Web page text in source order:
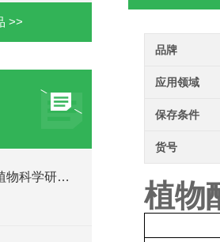
>>
植物ELISA试剂盒在植物科学研究中发挥着重要作用
品牌
应用领域
保存条件
货号
植物